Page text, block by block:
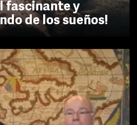
fascinante y
de los sueños!